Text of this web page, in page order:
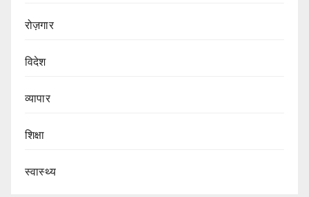
रोज़गार
विदेश
व्यापार
शिक्षा
स्वास्थ्य